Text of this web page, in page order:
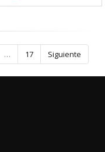
… 17 Siguiente